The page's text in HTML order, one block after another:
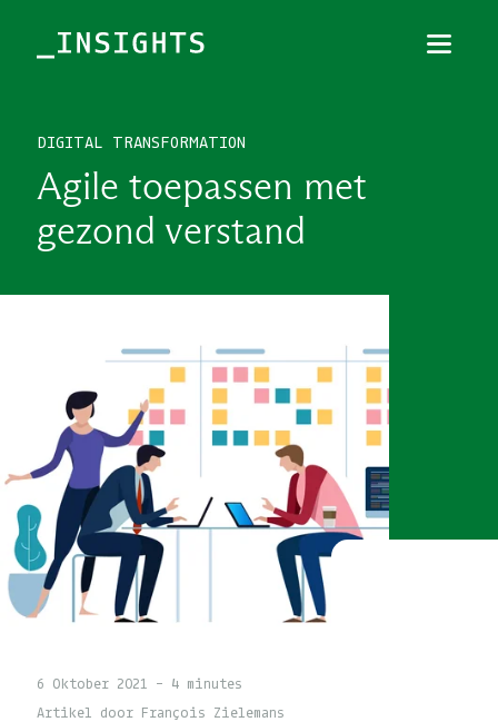
DIGITAL TRANSFORMATION
Agile toepassen met
gezond verstand
6 Oktober 2021 - 4 minutes
Artikel door François Zielemans
TOPICS
NIEUWSBRIEF